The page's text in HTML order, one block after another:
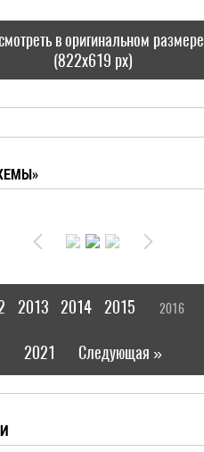
в оригинальном размере
(822x619 px)
2013 2014 2015 2016
2021 Следующая »